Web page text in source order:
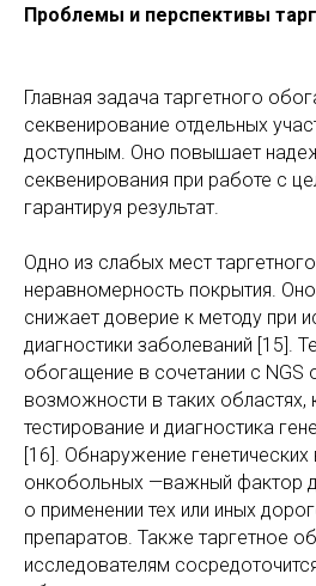
Проблемы и перспективы
Главная задача таргетного
секвенирование отдельных
доступным. Оно повышает
секвенирования при работе с
гарантируя результат.
Одно из слабых мест
неравномерность покрытия.
снижает доверие к методу при
диагностики заболеваний [15].
обогащение в сочетании с NGS
возможности в таких областях,
тестирование и диагностика
[16]. Обнаружение генетических
онкобольных —важный фактор
о применении тех или иных
препаратов. Также таргетное
исследователям